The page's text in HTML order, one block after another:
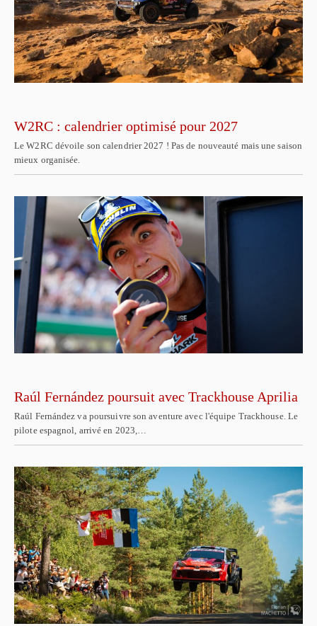
W2RC : calendrier optimisé pour 2027
Le W2RC dévoile son calendrier 2027 ! Pas de nouveauté mais une saison
mieux organisée.
Raúl Fernández poursuit avec Trackhouse Aprilia
Raúl Fernández va poursuivre son aventure avec l'équipe Trackhouse. Le
pilote espagnol, arrivé en 2023,…